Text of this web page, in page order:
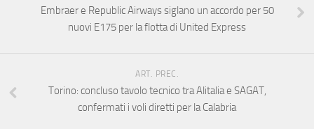
Embraer e Republic Airways siglano un accordo per 50
nuovi E175 per la flotta di United Express
ART. PREC.
Torino: concluso tavolo tecnico tra Alitalia e SAGAT,
confermati i voli diretti per la Calabria